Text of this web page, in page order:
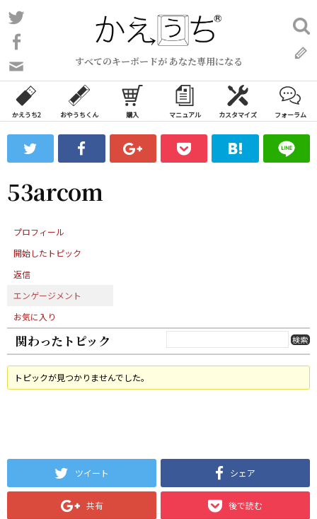
コ
ン
ン
ツ
ス
ッ
プ
すべてのキーボードが あなた専用になる
い
合
わ
フ
ォ
ム
検
索:
かえうち2 おやうちくん 購入 マニュアル カスタマイズ フォーラム
53arcom
プロフィール
開始したトピック
返信
エンゲージメント
お気に入り
関わったトピック
トピックが見つかりませんでした。
ツイート シェア
共有 後で読む